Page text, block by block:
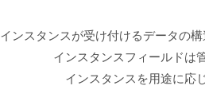
インスタンスが受け付けるデータの
インスタンスフィールドは
インスタンスを用途に応